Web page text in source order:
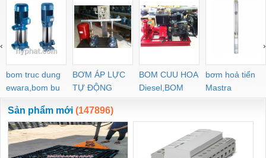
bom truc dung
ewara,bom bu
ewara
BƠM ÁP LỰC
TỰ ĐỘNG
BOM CUU HOA
Diesel,BOM
CHUA CHAY
bơm hoả tiển
Mastra
‹ ›
Sản phẩm mới (147896)